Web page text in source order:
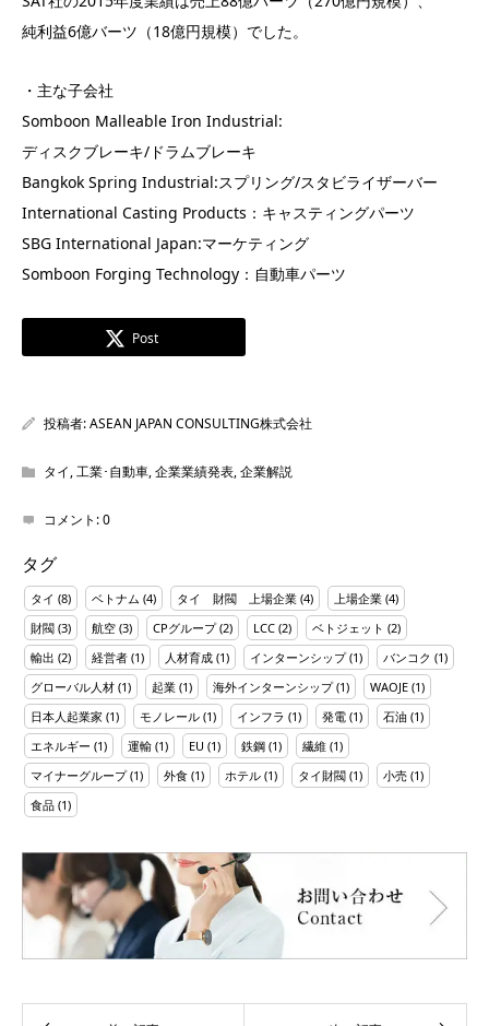
純利益6億バーツ（18億円規模）でした。
・主な子会社
Somboon Malleable Iron Industrial:
ディスクブレーキ/ドラムブレーキ
Bangkok Spring Industrial:スプリング/スタビライザーバー
International Casting Products：キャスティングパーツ
SBG International Japan:マーケティング
Somboon Forging Technology：自動車パーツ
Post
投稿者:ASEAN JAPAN CONSULTING株式会社
タイ,工業･自動車,企業業績発表,企業解説
コメント:0
タグ
タイ (8) ベトナム (4) タイ 財閥 上場企業 (4) 上場企業 (4)
財閥 (3) 航空 (3) CPグループ(2) LCC (2) ベトジェット (2)
輸出 (2) 経営者 (1) 人材育成 (1) インターンシップ(1) バンコク (1)
グローバル人材 (1) 起業 (1) 海外インターンシップ(1) WAOJE (1)
日本人起業家 (1) モノレール (1) インフラ (1) 発電 (1) 石油 (1)
エネルギー (1) 運輸 (1) EU (1) 鉄鋼 (1) 繊維 (1)
マイナーグループ(1) 外食 (1) ホテル (1) タイ財閥 (1) 小売 (1)
食品 (1)